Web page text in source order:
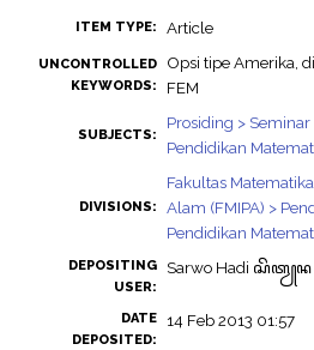
ITEM TYPE: Article
UNCONTROLLED
KEYWORDS:
Opsi tipe Amerika,
FEM
SUBJECTS:
Prosiding >
Pendidikan
DIVISIONS:
Fakultas
Alam (FMIPA) >
Pendidikan
DEPOSITING
USER:
Sarwo Hadi ꦱꦼꦠꦾꦤ
DATE
DEPOSITED:
14 Feb 2013 01:57